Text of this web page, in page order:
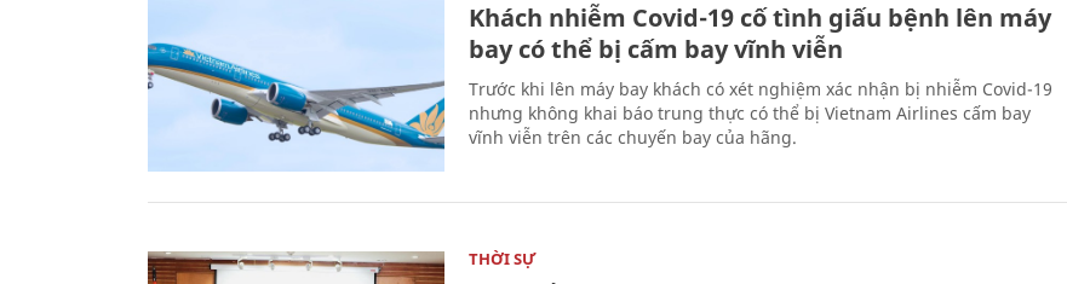
Khách nhiễm Covid-19 cố tình giấu bệnh lên máy
bay có thể bị cấm bay vĩnh viễn
Trước khi lên máy bay khách có xét nghiệm xác nhận bị nhiễm Covid-19
nhưng không khai báo trung thực có thể bị Vietnam Airlines cấm bay
vĩnh viễn trên các chuyến bay của hãng.
THỜI SỰ